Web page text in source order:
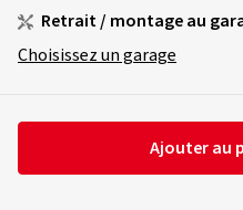
Retrait / montage au
Choisissez un garage
Ajouter au